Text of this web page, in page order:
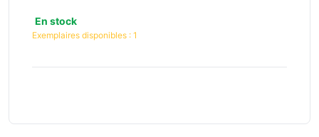
En stock
Exemplaires disponibles : 1